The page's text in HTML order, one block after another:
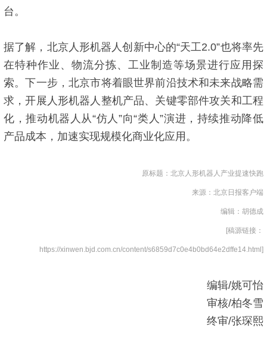
台。
据了解，北京人形机器人创新中心的“天工2.0”也将率先
在特种作业、物流分拣、工业制造等场景进行应用探
索。下一步，北京市将着眼世界前沿技术和未来战略需
求，开展人形机器人整机产品、关键零部件攻关和工程
化，推动机器人从“仿人”向“类人”演进，持续推动降低
产品成本，加速实现规模化商业化应用。
原标题：北京人形机器人产业提速快跑
来源：北京日报客户端
编辑：胡德成
[稿源链接：
https://xinwen.bjd.com.cn/content/s6859d7c0e4b0bd64e2dffe14.html]
编辑/姚可怡
审核/柏冬雪
终审/张琛熙